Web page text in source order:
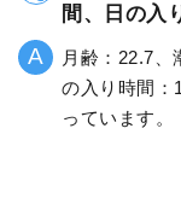
間、日の入
月齢：22.7、
の入り時間：
っています。